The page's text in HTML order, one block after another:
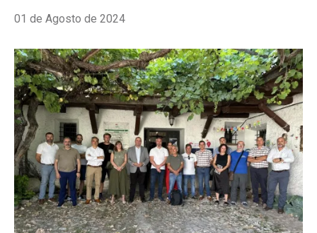
01 de Agosto de 2024